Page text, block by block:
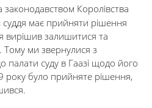
законодавством Королівства
суддя має прийняти рішення
вирішив залишитися та
ми звернулися з
палати суду в Гаазі щодо його
року було прийняте рішення,